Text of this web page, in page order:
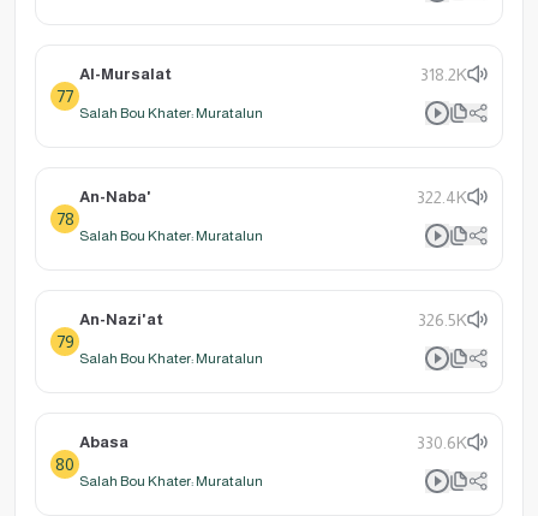
77
Al-Mursalat 318.2K
Salah Bou Khater: Muratalun
78
An-Naba' 322.4K
Salah Bou Khater: Muratalun
79
An-Nazi'at 326.5K
Salah Bou Khater: Muratalun
80
Abasa 330.6K
Salah Bou Khater: Muratalun